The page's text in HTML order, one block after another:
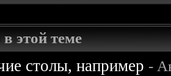
этой теме
столы, например -